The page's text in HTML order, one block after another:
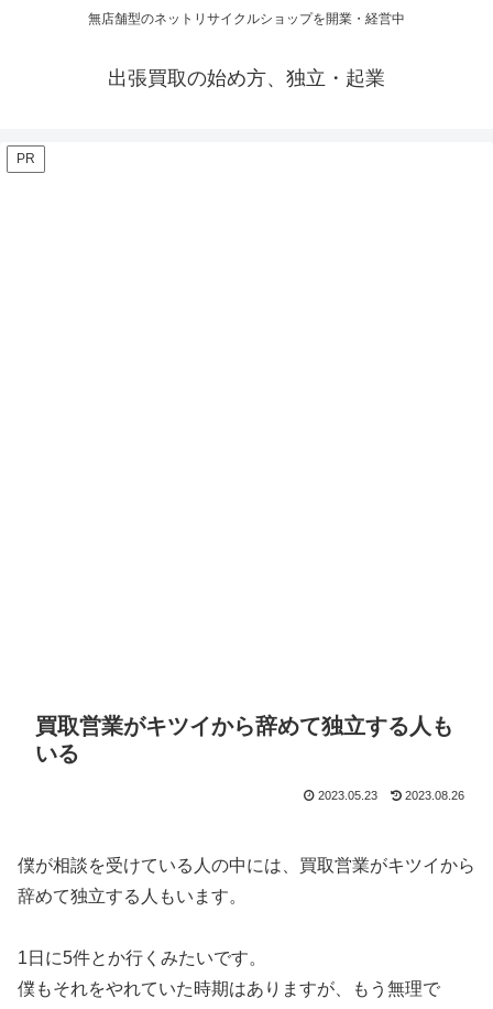
無店舗型のネットリサイクルショップを開業・経営中
出張買取の始め方、独立・起業
PR
買取営業がキツイから辞めて独立する人も
いる
2023.05.23 2023.08.26
僕が相談を受けている人の中には、買取営業がキツイから
辞めて独立する人もいます。
1日に5件とか行くみたいです。
僕もそれをやれていた時期はありますが、もう無理で